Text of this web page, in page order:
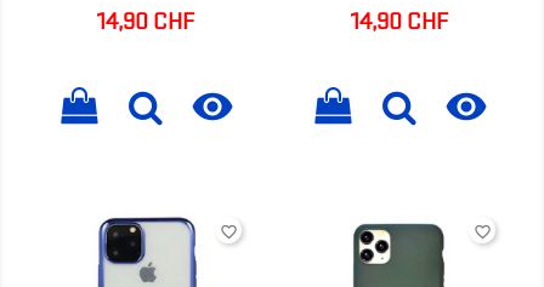
Prix
14,90 CHF

Prix
14,90 CHF

favorite_border favorite_border